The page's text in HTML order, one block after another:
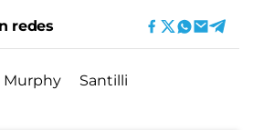
redes
Murphy Santilli